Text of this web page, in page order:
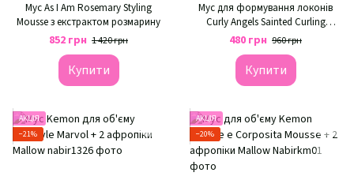
Мус As I Am Rosemary Styling
Mousse з екстрактом розмарину
852 грн 1 420 грн
Купити
Мус для формування локонів
Curly Angels Sainted Curling
Mousse легка фіксація
480 грн 960 грн
Купити
АКЦІЯ
−21%
АКЦІЯ
−20%